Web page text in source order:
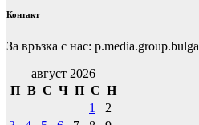
Контакт
За връзка с нас:
август 2026
П В С Ч П С Н
1
2